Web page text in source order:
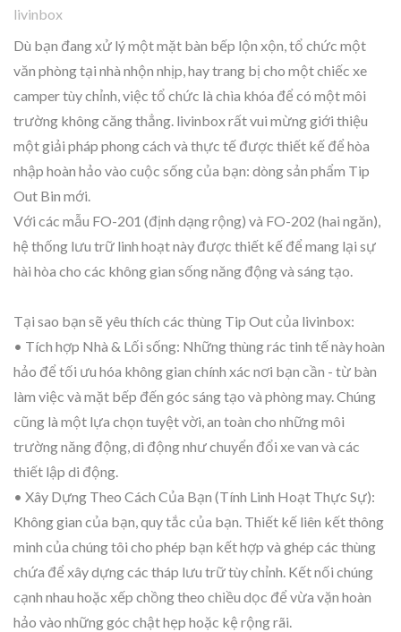
livinbox
Dù bạn đang xử lý một mặt bàn bếp lộn xộn, tổ chức một
văn phòng tại nhà nhộn nhịp, hay trang bị cho một chiếc xe
camper tùy chỉnh, việc tổ chức là chìa khóa để có một môi
trường không căng thẳng. livinbox rất vui mừng giới thiệu
một giải pháp phong cách và thực tế được thiết kế để hòa
nhập hoàn hảo vào cuộc sống của bạn: dòng sản phẩm Tip
Out Bin mới.
Với các mẫu FO-201 (định dạng rộng) và FO-202 (hai ngăn),
hệ thống lưu trữ linh hoạt này được thiết kế để mang lại sự
hài hòa cho các không gian sống năng động và sáng tạo.
Tại sao bạn sẽ yêu thích các thùng Tip Out của livinbox:
• Tích hợp Nhà & Lối sống: Những thùng rác tinh tế này hoàn
hảo để tối ưu hóa không gian chính xác nơi bạn cần - từ bàn
làm việc và mặt bếp đến góc sáng tạo và phòng may. Chúng
cũng là một lựa chọn tuyệt vời, an toàn cho những môi
trường năng động, di động như chuyển đổi xe van và các
thiết lập di động.
• Xây Dựng Theo Cách Của Bạn (Tính Linh Hoạt Thực Sự):
Không gian của bạn, quy tắc của bạn. Thiết kế liên kết thông
minh của chúng tôi cho phép bạn kết hợp và ghép các thùng
chứa để xây dựng các tháp lưu trữ tùy chỉnh. Kết nối chúng
cạnh nhau hoặc xếp chồng theo chiều dọc để vừa vặn hoàn
hảo vào những góc chật hẹp hoặc kệ rộng rãi.